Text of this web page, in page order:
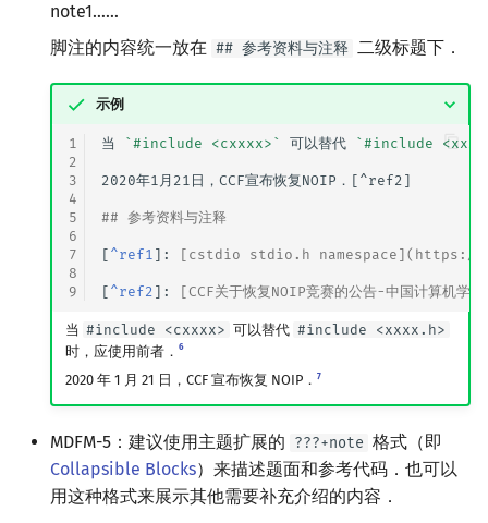
note1……
脚注的内容统一放在 ## 参考资料与注释 二级标题下．
示例
1
2
3
4
5
6
7
8
9
当 `#include <cxxxx>` 可以替代 `#include
2020年1月21日，CCF宣布恢复NOIP．[^ref2]
## 参考资料与注释
[ ^ref1 ]: [cstdio stdio.h namespace](https://
[ ^ref2 ]: [CCF关于恢复NOIP竞赛的公告-中国计
当 #include <cxxxx> 可以替代 #include <xxxx.h>
时，应使用前者． 6
2020 年 1 月 21 日，CCF 宣布恢复 NOIP． 7
MDFM-5：建议使用主题扩展的 ???+note 格式（即
Collapsible Blocks）来描述题面和参考代码．也可以
用这种格式来展示其他需要补充介绍的内容．